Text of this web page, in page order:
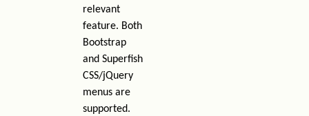
relevant
feature. Both
Bootstrap
and Superfish
CSS/jQuery
menus are
supported.